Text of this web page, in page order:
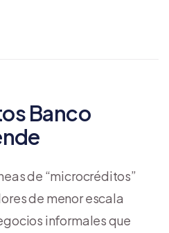
Banco
de “microcréditos”
de menor escala
informales que